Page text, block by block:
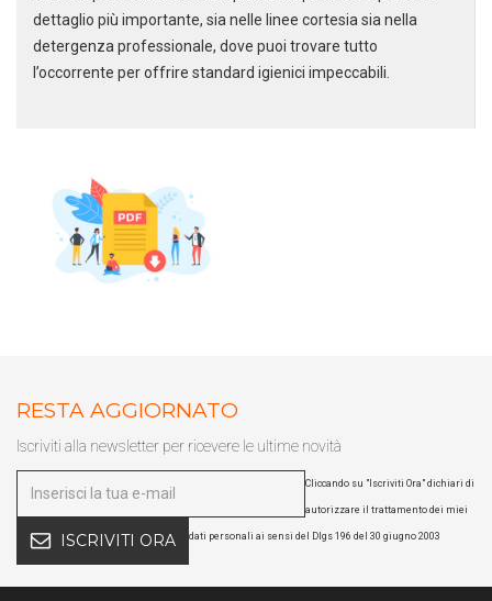
dettaglio più importante, sia nelle linee cortesia sia nella
detergenza professionale, dove puoi trovare tutto
l’occorrente per offrire standard igienici impeccabili.
RESTA AGGIORNATO
Iscriviti alla newsletter per ricevere le ultime novità
ISCRIVITI ORA
Cliccando su "Iscriviti Ora" dichiari di
autorizzare il trattamento dei miei
dati personali ai sensi del Dlgs 196 del 30 giugno 2003